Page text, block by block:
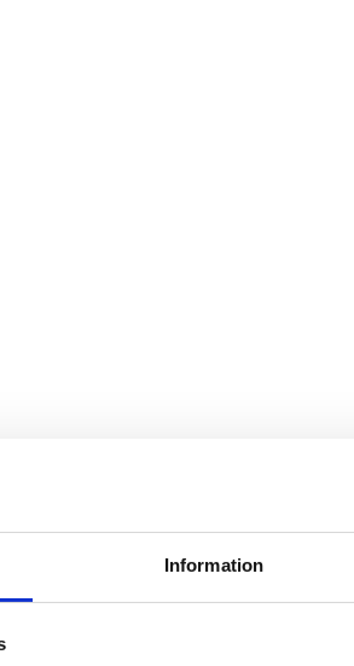
Information